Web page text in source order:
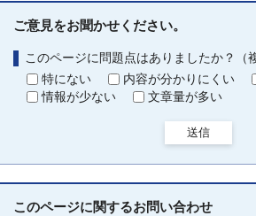
ご意見をお聞かせください。
このページに問題点はありましたか？（
特にない
内容が分かりにくい
情報が少ない
文章量が多い
送信
このページに関するお問い合わせ